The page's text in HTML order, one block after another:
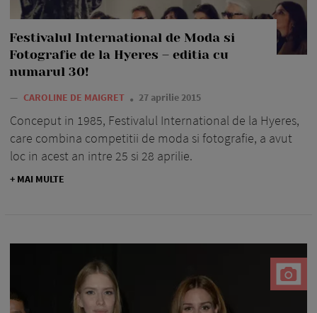
Festivalul International de Moda si
Fotografie de la Hyeres – editia cu
numarul 30!
— CAROLINE DE MAIGRET 27 aprilie 2015
Conceput in 1985, Festivalul International de la Hyeres,
care combina competitii de moda si fotografie, a avut
loc in acest an intre 25 si 28 aprilie.
+ MAI MULTE